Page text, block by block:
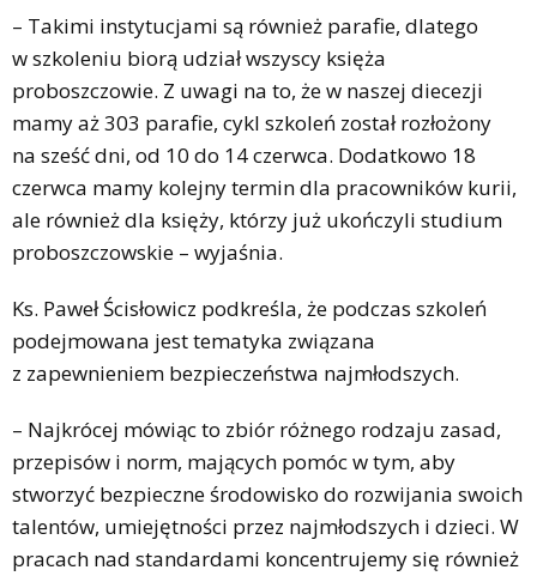
– Takimi instytucjami są również parafie, dlatego
w szkoleniu biorą udział wszyscy księża
proboszczowie. Z uwagi na to, że w naszej diecezji
mamy aż 303 parafie, cykl szkoleń został rozłożony
na sześć dni, od 10 do 14 czerwca. Dodatkowo 18
czerwca mamy kolejny termin dla pracowników kurii,
ale również dla księży, którzy już ukończyli studium
proboszczowskie – wyjaśnia.
Ks. Paweł Ścisłowicz podkreśla, że podczas szkoleń
podejmowana jest tematyka związana
z zapewnieniem bezpieczeństwa najmłodszych.
– Najkrócej mówiąc to zbiór różnego rodzaju zasad,
przepisów i norm, mających pomóc w tym, aby
stworzyć bezpieczne środowisko do rozwijania swoich
talentów, umiejętności przez najmłodszych i dzieci. W
pracach nad standardami koncentrujemy się również